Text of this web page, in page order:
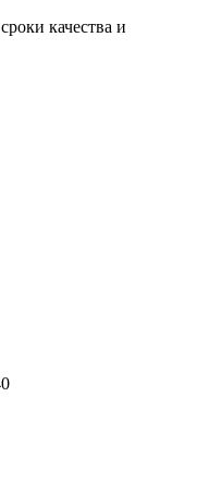
качества и